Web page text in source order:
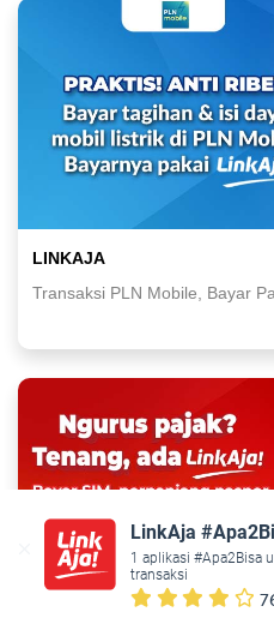
LINKAJA
Transaksi PLN Mobile, Bayar
LinkAja
1 aplikasi #Apa2Bisa
transaksi